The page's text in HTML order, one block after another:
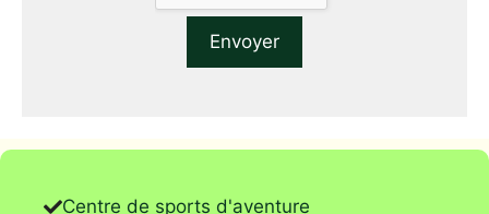
Centre de sports d'aventure